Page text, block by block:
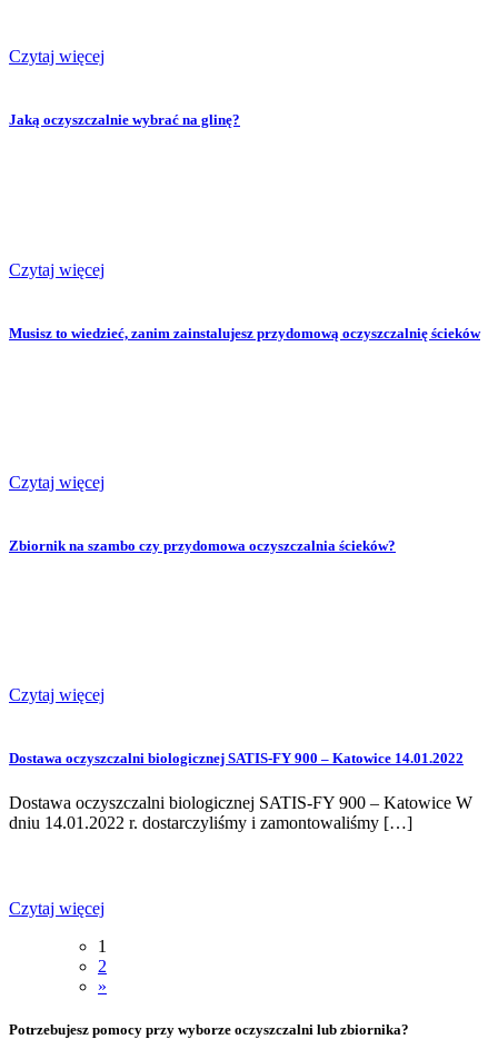
Czytaj więcej
Jaką oczyszczalnie wybrać na glinę?
Czytaj więcej
Musisz to wiedzieć, zanim zainstalujesz przydomową oczyszczalnię ścieków
Czytaj więcej
Zbiornik na szambo czy przydomowa oczyszczalnia ścieków?
Czytaj więcej
Dostawa oczyszczalni biologicznej SATIS-FY 900 – Katowice 14.01.2022
Dostawa oczyszczalni biologicznej SATIS-FY 900 – Katowice W
dniu 14.01.2022 r. dostarczyliśmy i zamontowaliśmy […]
Czytaj więcej
1
2
»
Potrzebujesz pomocy przy wyborze oczyszczalni lub zbiornika?